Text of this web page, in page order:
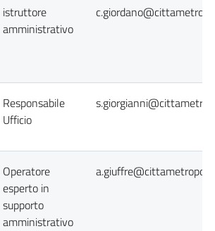
istruttore
amministrativo
Responsabile
Ufficio
Operatore
esperto in
supporto
amministrativo